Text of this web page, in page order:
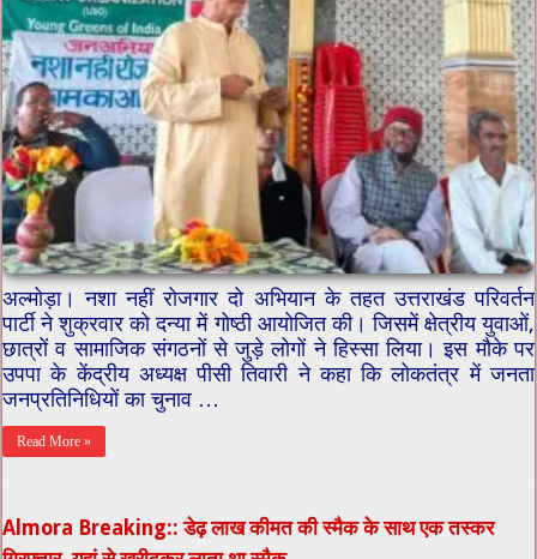
अल्मोड़ा। नशा नहीं रोजगार दो अभियान के तहत उत्तराखंड परिवर्तन
पार्टी ने शुक्रवार को दन्या में गोष्ठी आयोजित की। जिसमें क्षेत्रीय युवाओं,
छात्रों व सामाजिक संगठनों से जुड़े लोगों ने हिस्सा लिया। इस मौके पर
उपपा के केंद्रीय अध्यक्ष पीसी तिवारी ने कहा कि लोकतंत्र में जनता
जनप्रतिनिधियों का चुनाव …
Read More »
Almora Breaking:: डेढ़ लाख कीमत की स्मैक के साथ एक तस्कर